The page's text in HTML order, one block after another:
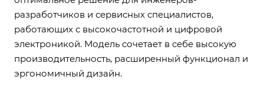
разработчиков и сервисных специалистов,
работающих с высокочастотной и цифровой
электроникой. Модель сочетает в себе высокую
производительность, расширенный функционал и
эргономичный дизайн.